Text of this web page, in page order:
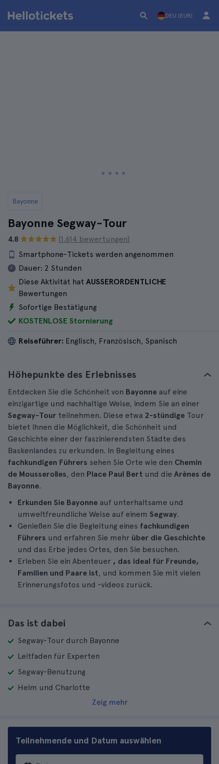
DEU (EUR)
Bayonne
Bayonne Segway-Tour
4.8
(1.614 bewertungen)
Smartphone-Tickets werden angenommen
Dauer: 2 Stunden
Diese Aktivität hat AUSSERORDENTLICHE
Bewertungen
Sofortige Bestätigung
KOSTENLOSE Stornierung
Reiseführer: Englisch, Französisch, Spanisch
Höhepunkte des Erlebnisses
Entdecken Sie die Schönheit von Bayonne auf eine
einzigartige und nachhaltige Weise, indem Sie an einer
Segway-Tour teilnehmen. Diese etwa 2-stündige Tour
bietet Ihnen die Möglichkeit, die Schönheit und
Geschichte einer der faszinierendsten Städte des
Baskenlandes zu erkunden. In Begleitung eines
fachkundigen Führers sehen Sie Orte wie den Chemin
de Mousserolles, den Place Paul Bert und die Arènes de
Bayonne.
Erkunden Sie Bayonne auf unterhaltsame und
umweltfreundliche Weise auf einem Segway.
Genießen Sie die Begleitung eines fachkundigen
Führers und erfahren Sie mehr über die Geschichte
und das Erbe jedes Ortes, den Sie besuchen.
Erleben Sie ein Abenteuer , das ideal für Freunde,
Familien und Paare ist, und kommen Sie mit vielen
Erinnerungsfotos und -videos zurück.
Das ist dabei
Segway-Tour durch Bayonne
Leitfaden für Experten
Segway-Benutzung
Helm und Charlotte
Zeig mehr
Teilnehmende und Datum auswählen